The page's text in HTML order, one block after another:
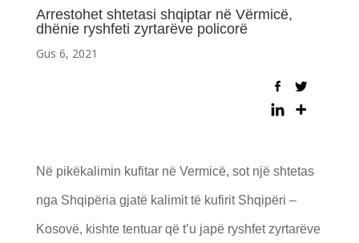
Arrestohet shtetasi shqiptar në Vërmicë,
dhënie ryshfeti zyrtarëve policorë
Gus 6, 2021
Në pikëkalimin kufitar në Vermicë, sot një shtetas
nga Shqipëria gjatë kalimit të kufirit Shqipëri –
Kosovë, kishte tentuar që t’u japë ryshfet zyrtarëve